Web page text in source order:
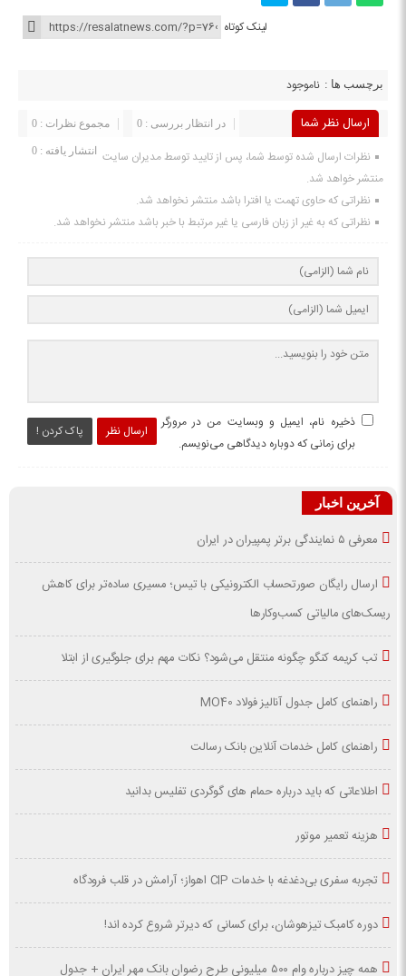
لینک کوتاه
برچسب ها : ناموجود
ارسال نظر شما مجموع نظرات : 0 در انتظار بررسی : 0
انتشار یافته : 0
نظرات ارسال شده توسط شما، پس از تایید توسط مدیران سایت
منتشر خواهد شد.
نظراتی که حاوی تهمت یا افترا باشد منتشر نخواهد شد.
نظراتی که به غیر از زبان فارسی یا غیر مرتبط با خبر باشد منتشر نخواهد شد.
ارسال نظر پاک کردن !
ذخیره نام، ایمیل و وبسایت من در مرورگر
برای زمانی که دوباره دیدگاهی می‌نویسم.
آخرین اخبار
معرفی ۵ نمایندگی برتر پمپیران در ایران
ارسال رایگان صورتحساب الکترونیکی با تیس؛ مسیری ساده‌تر برای کاهش
ریسک‌های مالیاتی کسب‌وکارها
تب کریمه کنگو چگونه منتقل می‌شود؟ نکات مهم برای جلوگیری از ابتلا
راهنمای کامل جدول آنالیز فولاد MO40
راهنمای کامل خدمات آنلاین بانک رسالت
اطلاعاتی که باید درباره حمام های گوگردی تفلیس بدانید
هزینه تعمیر موتور
تجربه سفری بی‌دغدغه با خدمات CIP اهواز؛ آرامش در قلب فرودگاه
دوره کامبک تیزهوشان، برای کسانی که دیرتر شروع کرده اند!
همه چیز درباره وام ۵۰۰ میلیونی طرح رضوان بانک مهر ایران + جدول